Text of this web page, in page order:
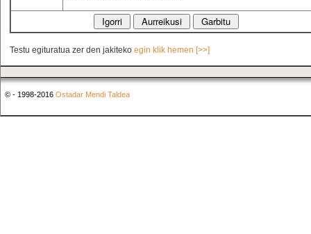
Testu egituratua zer den jakiteko egin klik hemen [>>]
© - 1998-2016 Ostadar Mendi Taldea